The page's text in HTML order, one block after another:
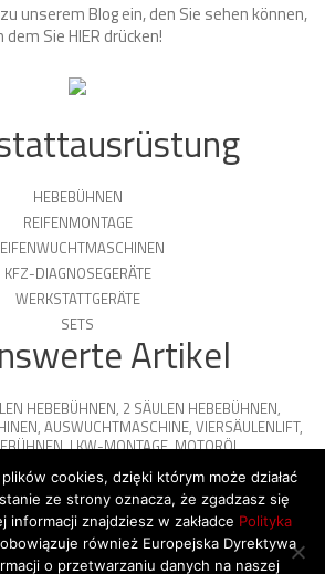
unserem Blog ein, den Sie sehen können,
dem SieHIER drücken!
HEBEBÜHNEN
REIFENMONTAGE
KFZ-DIAGNOSEGERÄTE
WERKSTATTGERÄTE
SETS
Artikel
HEBEBÜHNEN, 2 SÄULEN HEBEBÜHNEN,
, AUSWUCHTMASCHINE, VIERSÄULENLIFT,
,LKW-MONTAGE,MOTORÖL,
PARKPLATTFORMEN
by SiegStar. All rights
cookies, dzięki którym może działać
ze strony oznacza, że zgadzasz się
informacji znajdziesz w zakładce Polityka
również Europejska Dyrektywa
o przetwarzaniu danych na naszej